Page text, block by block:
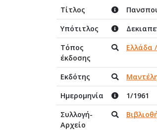
Τίτλος
Υπότιτλος
Τόπος
έκδοσης
Ελλάδα
Εκδότης
Ημερομηνία
1/1961
Συλλογή-
Αρχείο